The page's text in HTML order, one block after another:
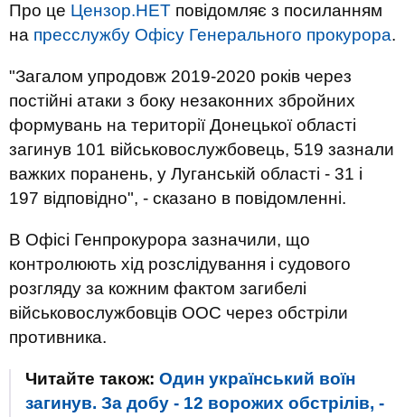
Про це Цензор.НЕТ повідомляє з посиланням
на пресслужбу Офісу Генерального прокурора.
"Загалом упродовж 2019-2020 років через
постійні атаки з боку незаконних збройних
формувань на території Донецької області
загинув 101 військовослужбовець, 519 зазнали
важких поранень, у Луганській області - 31 і
197 відповідно", - сказано в повідомленні.
В Офісі Генпрокурора зазначили, що
контролюють хід розслідування і судового
розгляду за кожним фактом загибелі
військовослужбовців ООС через обстріли
противника.
Читайте також: Один український воїн
загинув. За добу - 12 ворожих обстрілів, -